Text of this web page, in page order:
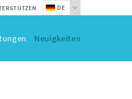
DE
Neuigkeiten